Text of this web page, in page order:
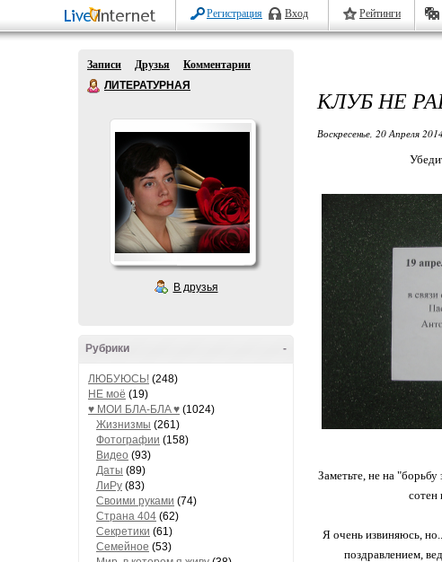
Регистрация Вход Рейтинги
Записи Друзья
Комментарии
ЛИТЕРАТУРНАЯ
В друзья
-
Рубрики
ЛЮБУЮСЬ! (248)
НЕ моё (19)
♥ МОИ БЛA-БЛA ♥ (1024)
Жизнизмы (261)
Фотографии (158)
Видео (93)
Даты (89)
ЛиРу (83)
Своими руками (74)
Страна 404 (62)
Секретики (61)
Семейное (53)
КЛУБ НЕ
Воскресенье, 20 Апреля
Заметьте, не на
Я очень извиняюсь,
поздравлением,